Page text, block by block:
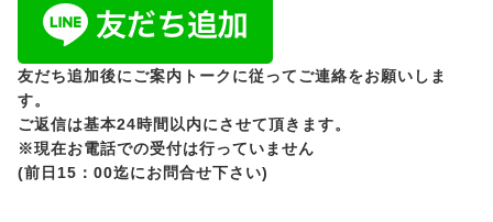
友だち追加後にご案内トークに従ってご連絡をお願いしま
す。
ご返信は基本24時間以内にさせて頂きます。
※現在お電話での受付は行っていません
(前日15：00迄にお問合せ下さい)